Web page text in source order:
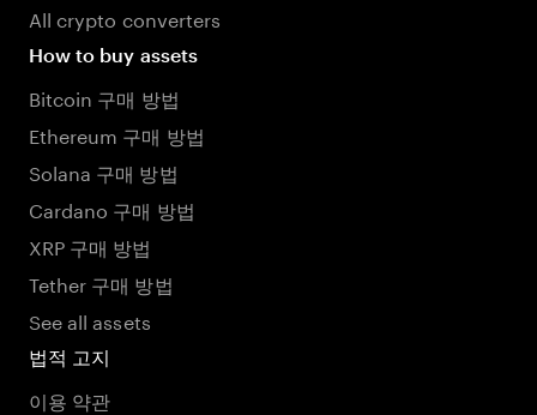
All crypto converters
How to buy assets
Bitcoin 구매 방법
Ethereum 구매 방법
Solana 구매 방법
Cardano 구매 방법
XRP 구매 방법
Tether 구매 방법
See all assets
법적 고지
이용 약관